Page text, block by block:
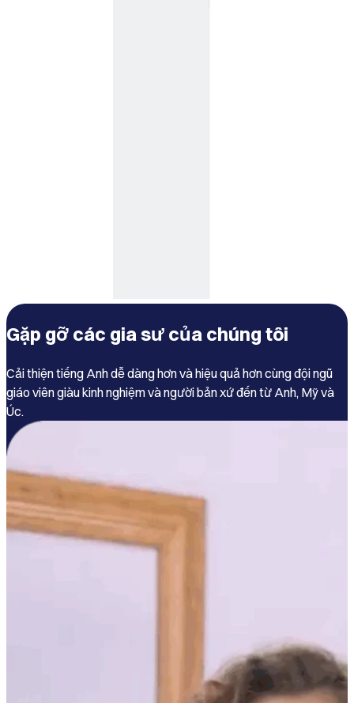
Gặp gỡ các gia sư của chúng tôi
Cải thiện tiếng Anh dễ dàng hơn và hiệu quả hơn cùng đội ngũ
giáo viên giàu kinh nghiệm và người bản xứ đến từ Anh, Mỹ và
Úc.